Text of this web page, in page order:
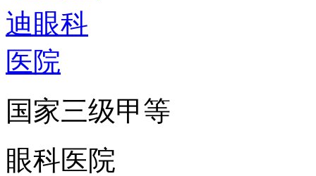
国家三级甲等
眼科医院